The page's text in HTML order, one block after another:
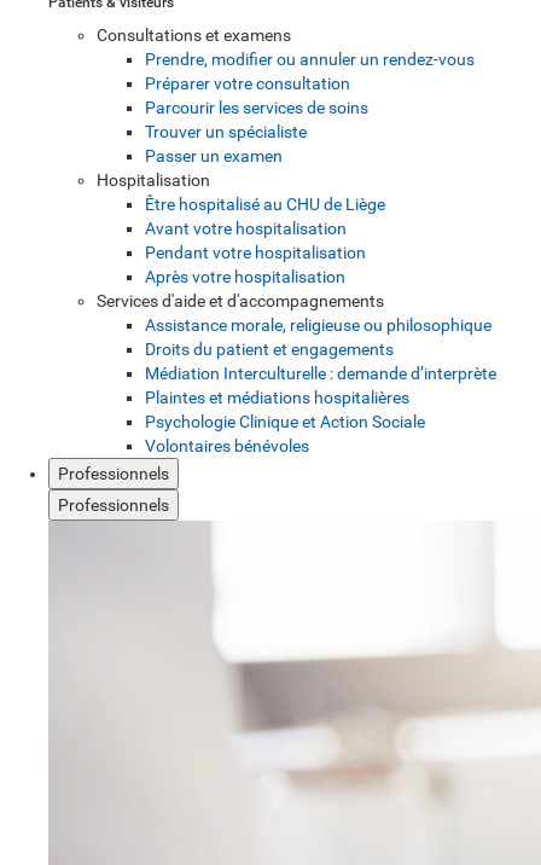
Consultations et examens
Prendre, modifier ou annuler un rendez-vous
Préparer votre consultation
Parcourir les services de soins
Trouver un spécialiste
Passer un examen
Hospitalisation
Être hospitalisé au CHU de Liège
Avant votre hospitalisation
Pendant votre hospitalisation
Après votre hospitalisation
Services d'aide et d'accompagnements
Assistance morale, religieuse ou philosophique
Droits du patient et engagements
Médiation Interculturelle : demande d’interprète
Plaintes et médiations hospitalières
Psychologie Clinique et Action Sociale
Volontaires bénévoles
Professionnels
Professionnels